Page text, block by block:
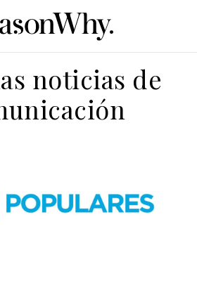
noticias de